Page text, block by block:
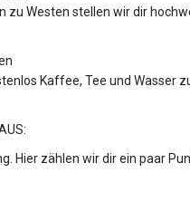
zu Westen stellen wir dir
Kaffee, Tee und Wasser
Hier zählen wir dir ein paar